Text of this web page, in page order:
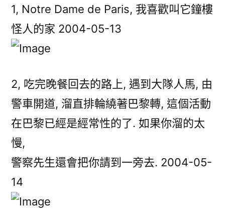
1, Notre Dame de Paris, 我喜歡叫它鐘樓
怪人的家 2004-05-13
2, 吃完晚餐回去的路上, 遇到大隊人馬, 由
警車開道, 溜直排輪繞著巴黎轉, 這個活動
在巴黎已經是經常性的了. 如果你溜的太
慢,
警察先生還會把你請到一旁去. 2004-05-
14